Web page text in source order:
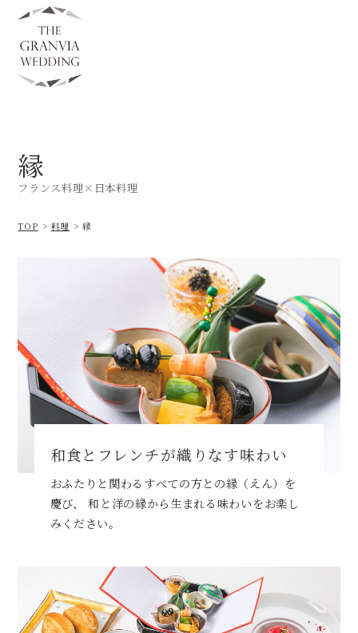
縁
フランス料理×日本料理
TOP 料理 縁
和食とフレンチが織りなす味わい
おふたりと関わるすべての方との縁（えん）を
慶び、
和と洋の縁から生まれる味わいをお楽し
みください。